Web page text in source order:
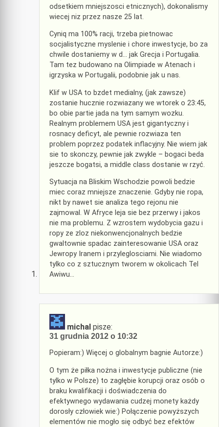
odsetkiem mniejszosci etnicznych), dokonalismy
wiecej niz przez nasze 25 lat.
Cyniq ma 100% racji, trzeba pietnowac
socjalistyczne myslenie i chore inwestycje, bo za
chwile dostaniemy w d… jak Grecja i Portugalia.
Tam tez budowano na Olimpiade w Atenach i
igrzyska w Portugalii, podobnie jak u nas.
Klif w USA to bzdet medialny, (jak zawsze)
zostanie hucznie rozwiazany we wtorek o 23:45,
bo obie partie jada na tym samym wozku.
Realnym problemem USA jest gigantyczny i
rosnacy deficyt, ale pewnie rozwiaza ten
problem poprzez podatek inflacyjny. Nie wiem jak
sie to skonczy, pewnie jak zwykle – bogaci beda
jeszcze bogatsi, a middle class dostanie w rzyć.
Sytuacja na Bliskim Wschodzie powoli bedzie
miec coraz mniejsze znaczenie. Gdyby nie ropa,
nikt by nawet sie analiza tego rejonu nie
zajmowal. W Afryce leja sie bez przerwy i jakos
nie ma problemu. Z wzrostem wydobycia gazu i
ropy ze zloz niekonwencjonalnych bedzie
gwaltownie spadac zainteresowanie USA oraz
Jewropy Iranem i przyleglosciami. Nie wiadomo
tylko co z sztucznym tworem w okolicach Tel
Awiwu…
michal pisze:
31 grudnia 2012 o 10:32
Popieram:) Więcej o globalnym bagnie Autorze:)
O tym że piłka nożna i inwestycje publiczne (nie
tylko w Polsze) to zagłębie korupcji oraz osób o
braku kwalifikacji i doświadczenia do
efektywnego wydawania cudzej monety każdy
dorosły człowiek wie:) Połączenie powyższych
elementów nie mogło się odbyć bez efektów